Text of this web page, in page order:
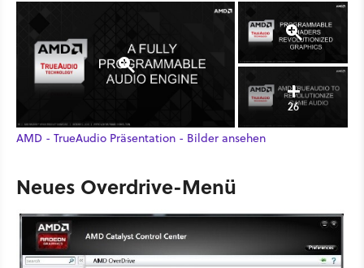
26
AMD - TrueAudio Präsentation - Bilder ansehen
Neues Overdrive-Menü